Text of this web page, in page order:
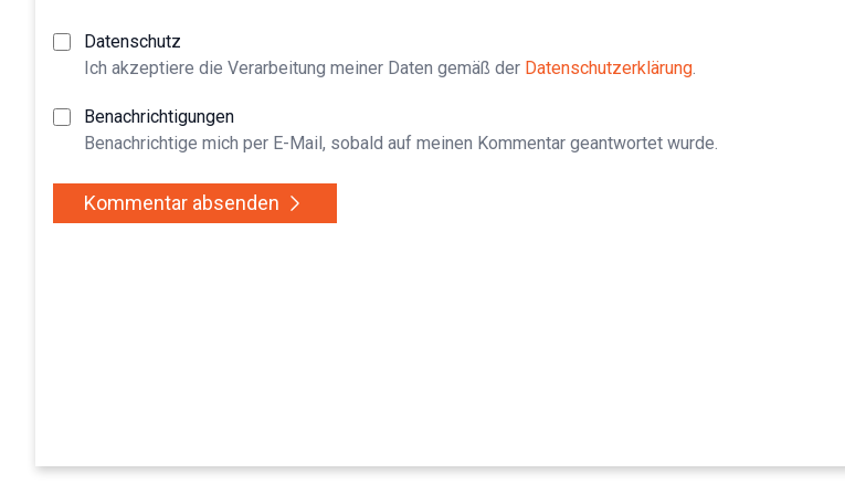
Datenschutz
Ich akzeptiere die Verarbeitung meiner Daten gemäß der Datenschutzerklärung.
Benachrichtigungen
Benachrichtige mich per E-Mail, sobald auf meinen Kommentar geantwortet wurde.
Kommentar absenden